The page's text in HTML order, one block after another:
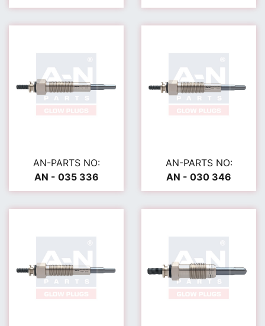
AN-PARTS NO:
AN - 035 336
AN-PARTS NO:
AN - 030 346